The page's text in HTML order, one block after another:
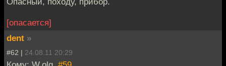
[опасается]
dent »
#62 | 24.08.11 20:29